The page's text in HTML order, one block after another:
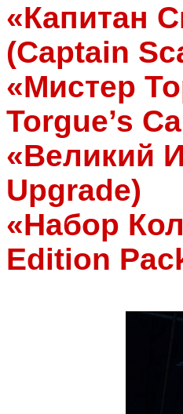
«Капитан
(Captain
«Мистер
Torgue’s
«Великий
Upgrade)
«Набор
Edition